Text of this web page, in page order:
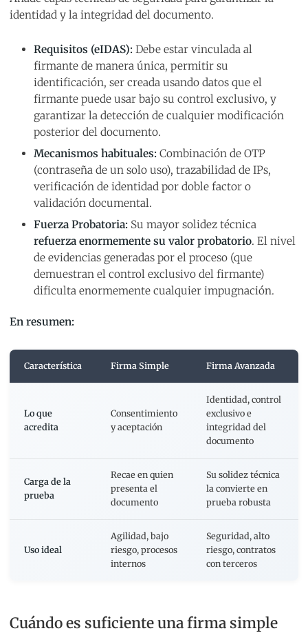
identidad y la integridad del documento.
Requisitos (eIDAS): Debe estar vinculada al
firmante de manera única, permitir su
identificación, ser creada usando datos que el
firmante puede usar bajo su control exclusivo, y
garantizar la detección de cualquier modificación
posterior del documento.
Mecanismos habituales: Combinación de OTP
(contraseña de un solo uso), trazabilidad de IPs,
verificación de identidad por doble factor o
validación documental.
Fuerza Probatoria: Su mayor solidez técnica
refuerza enormemente su valor probatorio. El nivel
de evidencias generadas por el proceso (que
demuestran el control exclusivo del firmante)
dificulta enormemente cualquier impugnación.
En resumen:
Característica Firma Simple Firma Avanzada
Lo que
acredita
Consentimiento
y aceptación
Identidad, control
exclusivo e
integridad del
documento
Carga de la
prueba
Recae en quien
presenta el
documento
Su solidez técnica
la convierte en
prueba robusta
Uso ideal
Agilidad, bajo
riesgo, procesos
internos
Seguridad, alto
riesgo, contratos
con terceros
Cuándo es suficiente una firma simple